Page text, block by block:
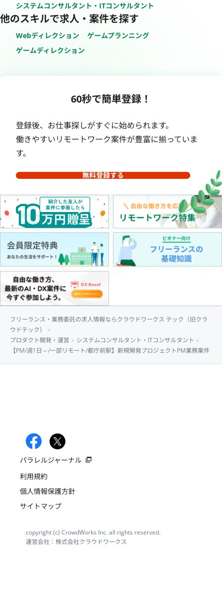
システムコンサルタント・ITコンサルタント
他のスキルで求人・案件を探す
Webディレクション
ゲームプランニング
ゲームディレクション
60秒で簡単登録！
登録後、お仕事探しがすぐに始められます。
働きやすいリモートワーク案件が豊富に揃っていま
す。
無料登録する
フリーランス・業務委託の求人情報ならクラウドワークス テック（旧クラ
ウドテック）
プロダクト開発・運営
システムコンサルタント・ITコンサルタント
【PM/週1日～/一部リモート/都庁前駅】新規開発プロジェクトPM業務案件
パラレルジャーナル
利用規約
個人情報保護方針
サイトマップ
copyright (c) CrowdWorks Inc. all rights reserved.
運営会社：株式会社クラウドワークス